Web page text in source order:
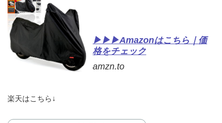
▶▶▶Amazonはこちら｜価
格をチェック
amzn.to
楽天はこちら↓